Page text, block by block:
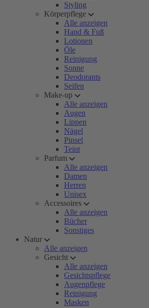
Styling
Körperpflege
Alle anzeigen
Hand & Fuß
Lotionen
Öle
Reinigung
Sonne
Deodorants
Seifen
Make-up
Alle anzeigen
Augen
Lippen
Nägel
Pinsel
Teint
Parfum
Alle anzeigen
Damen
Herren
Unisex
Accessoires
Alle anzeigen
Bücher
Sonstiges
Natur
Alle anzeigen
Gesicht
Alle anzeigen
Gesichtspflege
Augenpflege
Reinigung
Masken